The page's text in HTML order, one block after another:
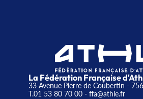
La Fédération Française
33 Avenue Pierre de Coubertin -
T.01 53 80 70 00- ffa@athle.fr